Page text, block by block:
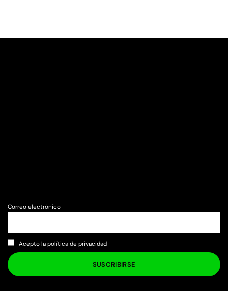
Correo electrónico
Acepto la política de privacidad